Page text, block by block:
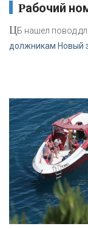
Рабочий
ЦБ нашел повод
должникам Новый